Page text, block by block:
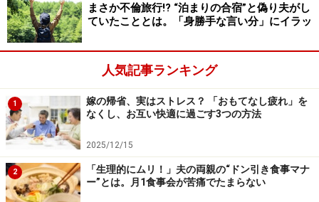
さらに詳しく知りたい方は、「
の無神経？自サバの心理と付き合い方」をご覧くださ
※記事内容は執筆時点のものです。最新の内容をご確認くださ
い。
まさか不倫旅行!? “泊まりの合宿”と偽り夫がし
ていたこととは。「身勝手な言い分」にイラッ
人気記事ランキング
1
嫁の帰省、実はストレス？ 「おもてなし疲れ」を
なくし、お互い快適に過ごす3つの方法
2025/12/15
2
「生理的にムリ！」夫の両親の“ドン引き食事マナ
ー”とは。月1食事会が苦痛でたまらない